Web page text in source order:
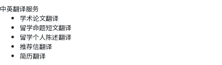
中英翻译服务
学术论文翻译
留学命题短文翻译
留学个人陈述翻译
推荐信翻译
简历翻译